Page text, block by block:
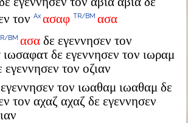
τον Ax ασαφ TR/BM ασα
BM ασα δε εγεννησεν τον
δε εγεννησεν τον ιωραμ
εγεννησεν τον οζιαν
εγεννησεν τον ιωαθαμ ιωαθαμ δε
τον αχαζ αχαζ δε εγεννησεν